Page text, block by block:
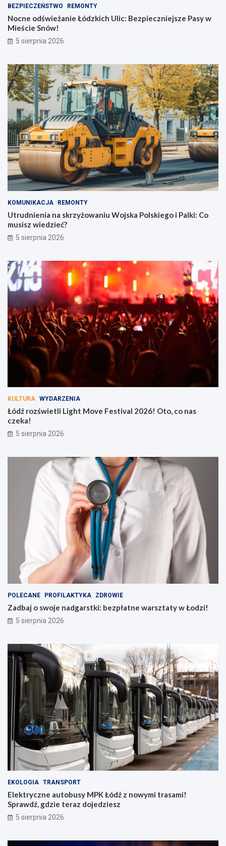
BEZPIECZEŃSTWO REMONTY
Nocne odświeżanie Łódzkich Ulic: Bezpieczniejsze Pasy w
Mieście Snów!
5 sierpnia 2026
KOMUNIKACJA REMONTY
Utrudnienia na skrzyżowaniu Wojska Polskiego i Palki: Co
musisz wiedzieć?
5 sierpnia 2026
KULTURA WYDARZENIA
Łódź rozświetli Light Move Festival 2026! Oto, co nas
czeka!
5 sierpnia 2026
POLECANE PROFILAKTYKA ZDROWIE
Zadbaj o swoje nadgarstki: bezpłatne warsztaty w Łodzi!
5 sierpnia 2026
EKOLOGIA TRANSPORT
Elektryczne autobusy MPK Łódź z nowymi trasami!
Sprawdź, gdzie teraz dojedziesz
5 sierpnia 2026